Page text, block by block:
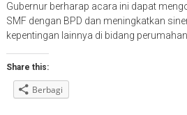
Gubernur berharap acara ini dapat
SMF dengan BPD dan meningkatkan
kepentingan lainnya di bidang
Share this:
Berbagi